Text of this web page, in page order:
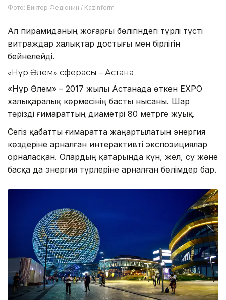
Фото: Виктор Федюнин / Kazinform
Ал пирамиданың жоғарғы бөлігіндегі түрлі түсті
витраждар халықтар достығы мен бірлігін
бейнелейді.
«Нұр Әлем» сферасы – Астана
«Нұр Әлем» – 2017 жылы Астанада өткен EXPO
халықаралық көрмесінің басты нысаны. Шар
тәрізді ғимараттың диаметрі 80 метрге жуық.
Сегіз қабатты ғимаратта жаңартылатын энергия
көздеріне арналған интерактивті экспозициялар
орналасқан. Олардың қатарында күн, жел, су және
басқа да энергия түрлеріне арналған бөлімдер бар.